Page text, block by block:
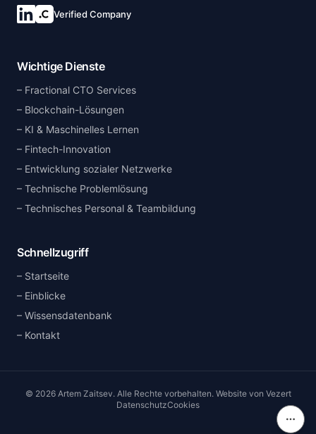
Verified Company
Wichtige Dienste
Fractional CTO Services
Blockchain-Lösungen
KI & Maschinelles Lernen
Fintech-Innovation
Entwicklung sozialer Netzwerke
Technische Problemlösung
Technisches Personal & Teambildung
Schnellzugriff
Startseite
Einblicke
Wissensdatenbank
Kontakt
© 2026 Artem Zaitsev. Alle Rechte vorbehalten. Website von Vezert
DatenschutzCookies